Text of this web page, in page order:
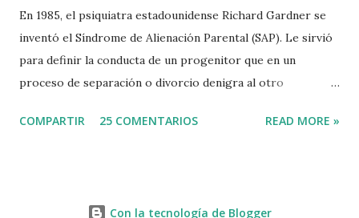
En 1985, el psiquiatra estadounidense Richard Gardner se
inventó el Síndrome de Alienación Parental (SAP). Le sirvió
para definir la conducta de un progenitor que en un
proceso de separación o divorcio denigra al otro
machismo predominante hace 40 años sirvió incluso para
COMPARTIR 25 COMENTARIOS READ MORE »
Con la tecnología de Blogger